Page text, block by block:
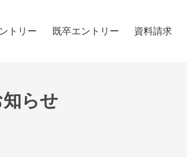
トリー 既卒エントリー 資料請求
らせ